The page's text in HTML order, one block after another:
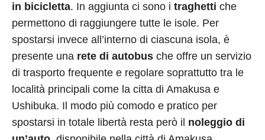
in bicicletta. In aggiunta ci sono i traghetti che
permettono di raggiungere tutte le isole. Per
spostarsi invece all’interno di ciascuna isola, è
presente una rete di autobus che offre un servizio
di trasporto frequente e regolare soprattutto tra le
località principali come la citta di Amakusa e
Ushibuka. Il modo più comodo e pratico per
spostarsi in totale libertà resta però il noleggio di